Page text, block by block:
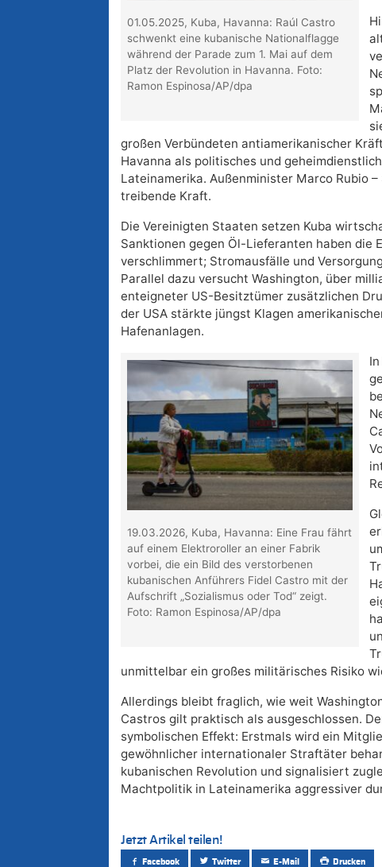
01.05.2025, Kuba, Havanna: Raúl Castro
schwenkt eine kubanische Nationalflagge
während der Parade zum 1. Mai auf dem
Platz der Revolution in Havanna. Foto:
Ramon Espinosa/AP/dpa
großen Verbündeten antiamerikanischer
Havanna als politisches und
Lateinamerika. Außenminister Marco Rubio
treibende Kraft.
Die Vereinigten Staaten setzen Kuba
Sanktionen gegen Öl-Lieferanten haben die
verschlimmert; Stromausfälle und
Parallel dazu versucht Washington, über
enteigneter US-Besitztümer zusätzlichen
der USA stärkte jüngst Klagen
Hafenanlagen.
19.03.2026, Kuba, Havanna: Eine Frau fährt
auf einem Elektroroller an einer Fabrik
vorbei, die ein Bild des verstorbenen
kubanischen Anführers Fidel Castro mit der
Aufschrift „Sozialismus oder Tod“ zeigt.
Foto: Ramon Espinosa/AP/dpa
unmittelbar ein großes militärisches Risiko
Allerdings bleibt fraglich, wie weit
Castros gilt praktisch als ausgeschlossen.
symbolischen Effekt: Erstmals wird ein
gewöhnlicher internationaler Straftäter
kubanischen Revolution und signalisiert
Machtpolitik in Lateinamerika aggressiver
Jetzt Artikel teilen!
Facebook Twitter E-Mail Drucken